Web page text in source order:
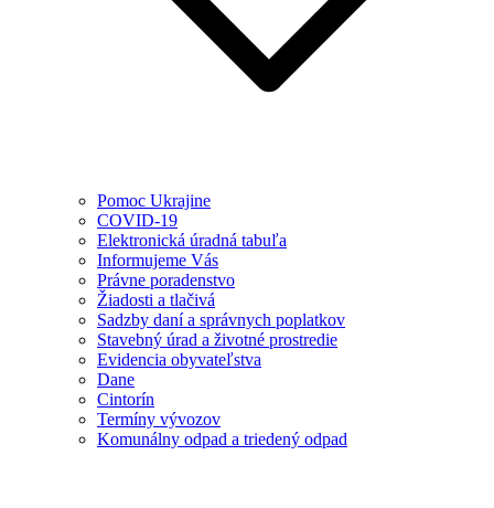
Pomoc Ukrajine
COVID-19
Elektronická úradná tabuľa
Informujeme Vás
Právne poradenstvo
Žiadosti a tlačivá
Sadzby daní a správnych poplatkov
Stavebný úrad a životné prostredie
Evidencia obyvateľstva
Dane
Cintorín
Termíny vývozov
Komunálny odpad a triedený odpad